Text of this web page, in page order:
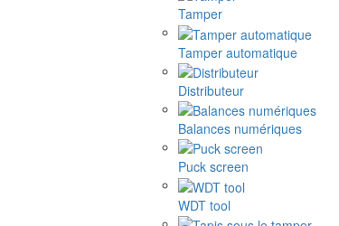
Tamper
Tamper automatique
Distributeur
Balances numériques
Puck screen
WDT tool